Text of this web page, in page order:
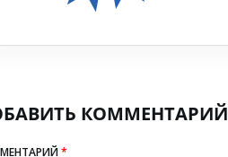
КОММЕНТАРИЙ
*